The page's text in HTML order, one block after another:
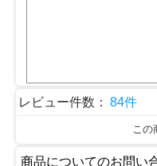
レビュー件数： 84件
この
商品についてのお問い